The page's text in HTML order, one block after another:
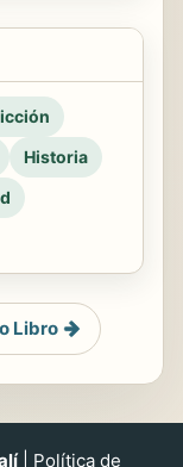
Historia
Libro
| Política de